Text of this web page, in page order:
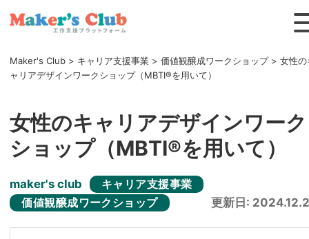
Maker's Club > キャリア支援事業 >価値観醸成ワークショップ>女性の
ャリアデザインワークショップ（MBTI®を用いて）
女性のキャリアデザインワーク
ショップ（MBTI®を用いて）
maker's club
キャリア支援事業
価値観醸成ワークショップ
更新日: